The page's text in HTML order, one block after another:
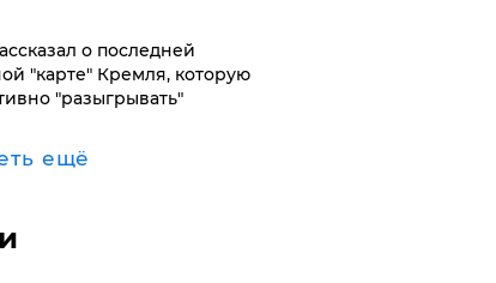
о последней
"карте" Кремля, которую
"разыгрывать"
ещё